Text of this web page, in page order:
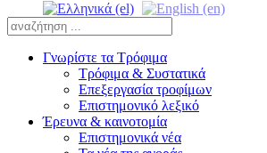
Γνωρίστε τα Τρόφιμα
Τρόφιμα & Συστατικά
Επεξεργασία τροφίμων
Επιστημονικό λεξικό
Έρευνα & καινοτομία
Επιστημονικά νέα